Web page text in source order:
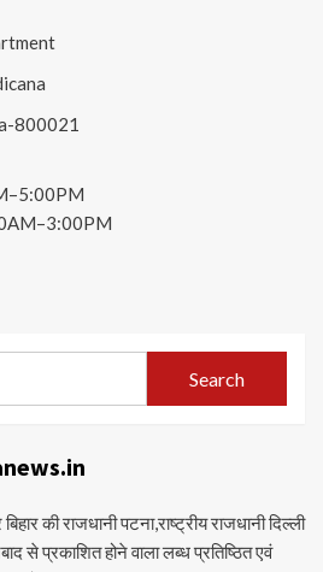
800021
की राजधानी पटना,राष्ट्रीय राजधानी दिल्ली
से प्रकाशित होने वाला लब्ध प्रतिष्ठित एवं